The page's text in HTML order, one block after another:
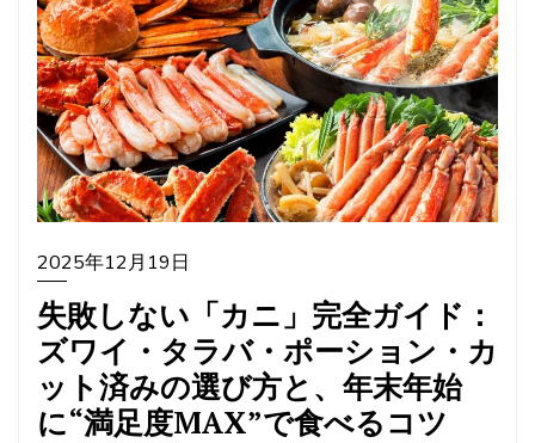
2025年12月19日
失敗しない「カニ」完全ガイド：
ズワイ・タラバ・ポーション・カ
ット済みの選び方と、年末年始
に“満足度MAX”で食べるコツ